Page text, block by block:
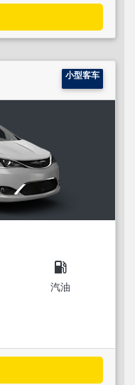
小型客车
local_gas_station
汽油